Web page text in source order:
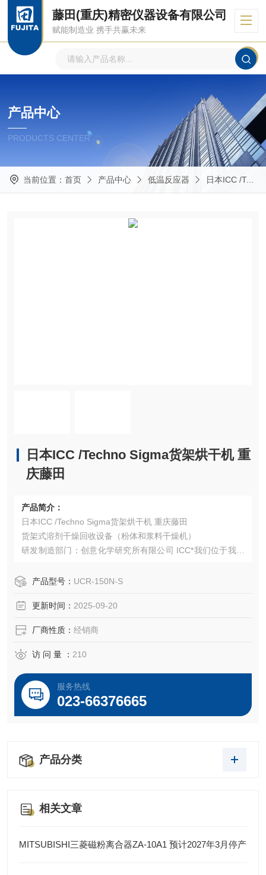
藤田(重庆)精密仪器设备有限公司
赋能制造业 携手共赢未来
产品中心
PRODUCTS CENTER
当前位置： 首页 产品中心 低温反应器 日本ICC /Techno Sigma
日本ICC /Techno Sigma货架烘干机 重
庆藤田
产品简介：
日本ICC /Techno Sigma货架烘干机 重庆藤田
货架式溶剂干燥回收设备（粉体和浆料干燥机）
研发制造部门：创意化学研究所有限公司 ICC*我们位于我们
产品型号： UCR-150N-S
更新时间： 2025-09-20
厂商性质： 经销商
访 问 量 ： 210
服务热线
023-66376665
产品分类
相关文章
MITSUBISHI三菱磁粉离合器ZA-10A1 预计2027年3月停产